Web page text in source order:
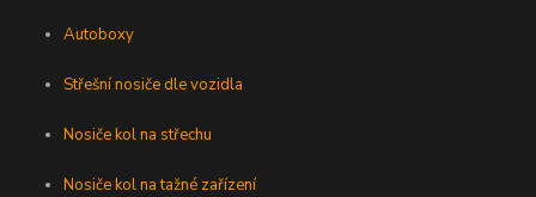
Autoboxy
Střešní nosiče dle vozidla
Nosiče kol na střechu
Nosiče kol na tažné zařízení